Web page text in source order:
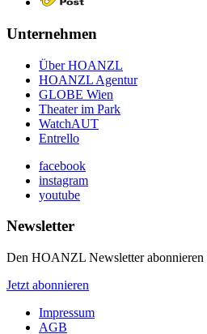
Unternehmen
Über HOANZL
HOANZL Agentur
GLOBE Wien
Theater im Park
WatchAUT
Entrello
facebook
instagram
youtube
Newsletter
Den HOANZL Newsletter abonnieren
Jetzt abonnieren
Impressum
AGB